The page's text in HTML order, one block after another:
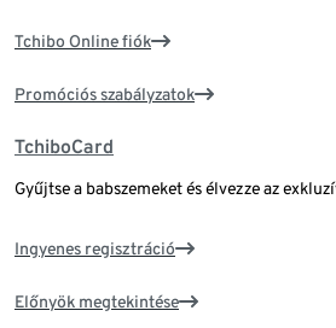
Tchibo Online fiók
Promóciós szabályzatok
TchiboCard
Gyűjtse a babszemeket és élvezze az
Ingyenes regisztráció
Előnyök megtekintése